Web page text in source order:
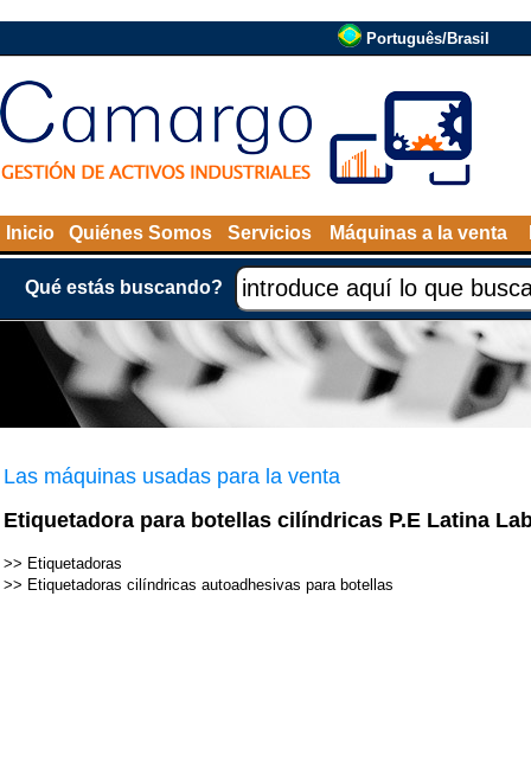
Português/Brasil
Inicio Quiénes Somos Servicios Máquinas a la venta
Qué estás buscando?
Las máquinas usadas para la venta
Etiquetadora para botellas cilíndricas P.E Latina
>> Etiquetadoras
>> Etiquetadoras cilíndricas autoadhesivas para botellas